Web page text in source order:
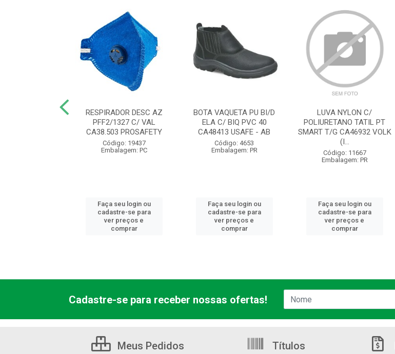
RESPIRADOR DESC AZ
PFF2/1327 C/ VAL
CA38.503 PROSAFETY
Código: 19437
Embalagem: PC
Faça seu login ou
cadastre-se para
ver preços e
comprar
BOTA VAQUETA PU BI/D
ELA C/ BIQ PVC 40
CA48413 USAFE - AB
Código: 4653
Embalagem: PR
Faça seu login ou
cadastre-se para
ver preços e
comprar
LUVA NYLON C/
POLIURETANO TATIL PT
SMART T/G CA46932 VOLK
(I...
Código: 11667
Embalagem: PR
Faça seu login ou
cadastre-se para
ver preços e
comprar
Cadastre-se para receber nossas ofertas!
Meus Pedidos Títulos